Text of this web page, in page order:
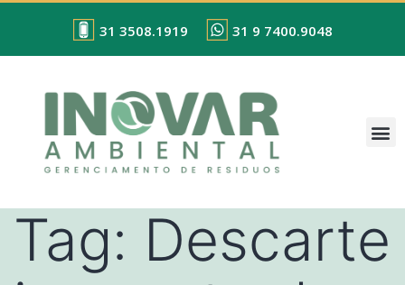
31 3508.1919 31 9 7400.9048
Tag: Descarte